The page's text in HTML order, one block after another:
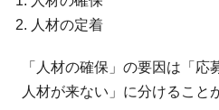
人材の定着
「人材の確保」の要因は「応
人材が来ない」に分けること